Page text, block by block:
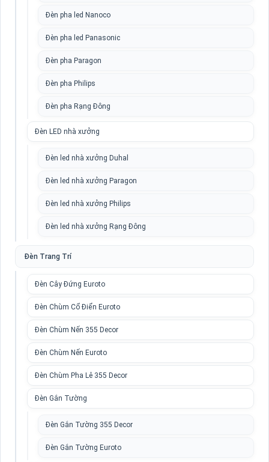
Đèn pha led Nanoco
Đèn pha led Panasonic
Đèn pha Paragon
Đèn pha Philips
Đèn pha Rạng Đông
Đèn LED nhà xưởng
Đèn led nhà xưởng Duhal
Đèn led nhà xưởng Paragon
Đèn led nhà xưởng Philips
Đèn led nhà xưởng Rạng Đông
Đèn Trang Trí
Đèn Cây Đứng Euroto
Đèn Chùm Cổ Điển Euroto
Đèn Chùm Nến 355 Decor
Đèn Chùm Nến Euroto
Đèn Chùm Pha Lê 355 Decor
Đèn Gắn Tường
Đèn Gắn Tường 355 Decor
Đèn Gắn Tường Euroto